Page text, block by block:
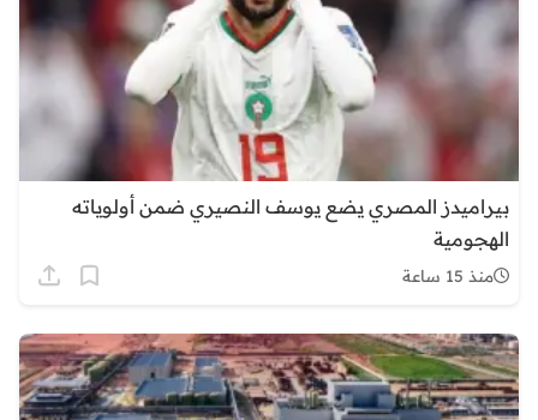
بيراميدز المصري يضع يوسف النصيري ضمن أولوياته
الهجومية
منذ 15 ساعة